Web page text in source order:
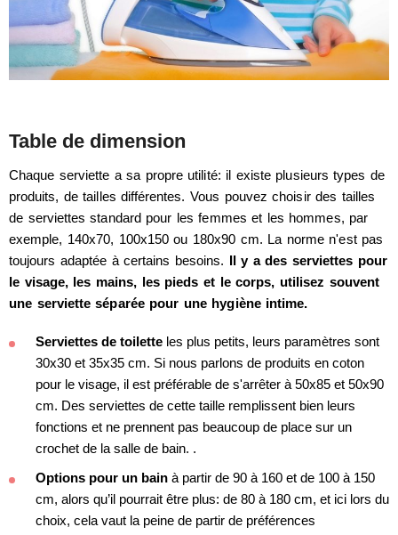
Table de dimension
Chaque serviette a sa propre utilité: il existe plusieurs types de
produits, de tailles différentes. Vous pouvez choisir des tailles
de serviettes standard pour les femmes et les hommes, par
exemple, 140x70, 100x150 ou 180x90 cm. La norme n'est pas
toujours adaptée à certains besoins. Il y a des serviettes pour
le visage, les mains, les pieds et le corps, utilisez souvent
une serviette séparée pour une hygiène intime.
Serviettes de toilette les plus petits, leurs paramètres sont
30x30 et 35x35 cm. Si nous parlons de produits en coton
pour le visage, il est préférable de s'arrêter à 50x85 et 50x90
cm. Des serviettes de cette taille remplissent bien leurs
fonctions et ne prennent pas beaucoup de place sur un
crochet de la salle de bain. .
Options pour un bain à partir de 90 à 160 et de 100 à 150
cm, alors qu’il pourrait être plus: de 80 à 180 cm, et ici lors du
choix, cela vaut la peine de partir de préférences